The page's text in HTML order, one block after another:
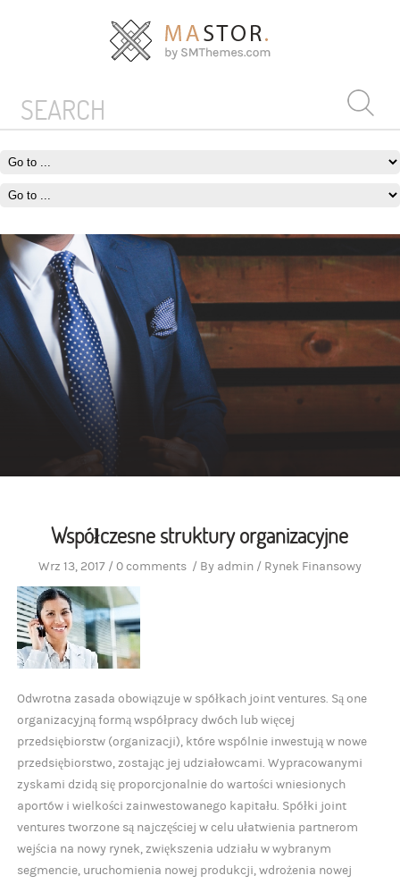
Współczesne struktury organizacyjne
Wrz 13, 2017/0 comments/ By admin/ Rynek Finansowy
Odwrotna zasada obowiązuje w spółkach joint ventures. Są one
organizacyjną formą współpracy dwóch lub więcej
przedsiębiorstw (organizacji), które wspólnie inwestują w nowe
przedsiębiorstwo, zostając jej udziałowcami. Wypracowanymi
zyskami dzidą się proporcjonalnie do wartości wniesionych
aportów i wielkości zainwestowanego kapitału. Spółki joint
ventures tworzone są najczęściej w celu ułatwienia partnerom
wejścia na nowy rynek, zwiększenia udziału w wybranym
segmencie, uruchomienia nowej produkcji, wdrożenia nowej